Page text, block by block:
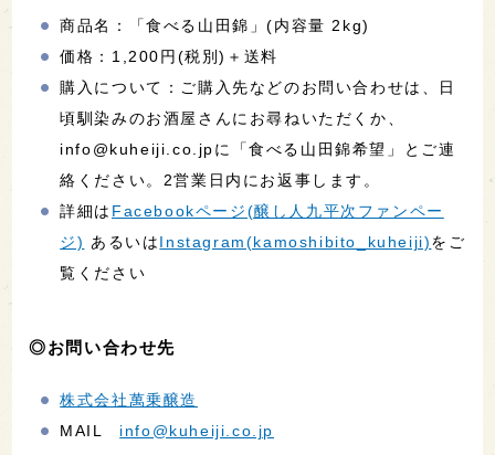
商品名：「食べる山田錦」(内容量 2kg)
価格：1,200円(税別)＋送料
購入について：ご購入先などのお問い合わせは、日
頃馴染みのお酒屋さんにお尋ねいただくか、
info@kuheiji.co.jpに「食べる山田錦希望」とご連
絡ください。2営業日内にお返事します。
詳細は Facebookページ(醸し人九平次ファンペー
ジ) あるいはInstagram(kamoshibito_kuheiji)をご
覧ください
◎お問い合わせ先
株式会社萬乗醸造
MAIL info@kuheiji.co.jp